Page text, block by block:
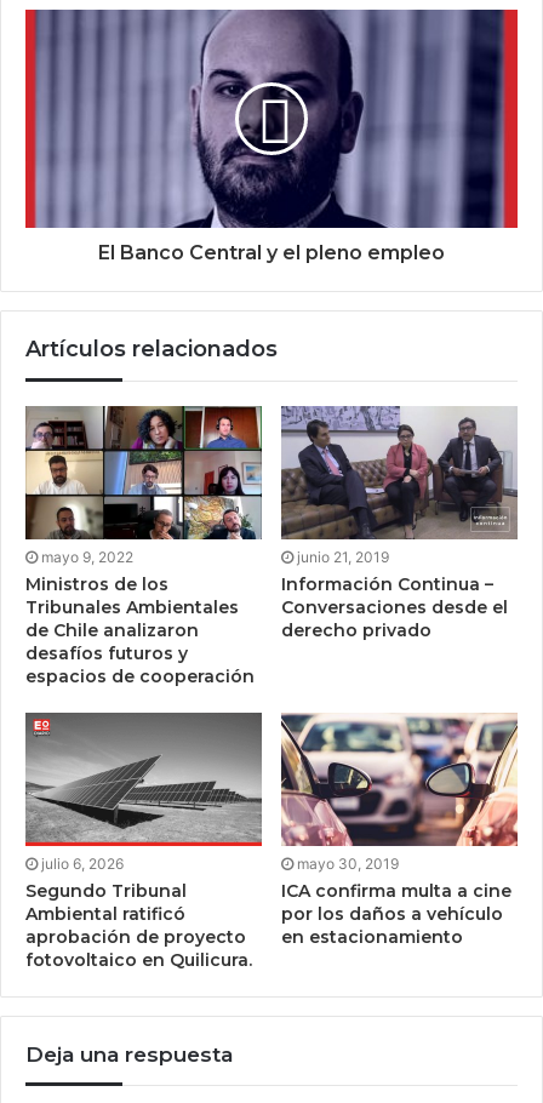
El Banco Central y el pleno empleo
Artículos relacionados
mayo 9, 2022
Ministros de los
Tribunales Ambientales
de Chile analizaron
desafíos futuros y
espacios de cooperación
junio 21, 2019
Información Continua –
Conversaciones desde el
derecho privado
julio 6, 2026
Segundo Tribunal
Ambiental ratificó
aprobación de proyecto
fotovoltaico en Quilicura.
mayo 30, 2019
ICA confirma multa a cine
por los daños a vehículo
en estacionamiento
Deja una respuesta